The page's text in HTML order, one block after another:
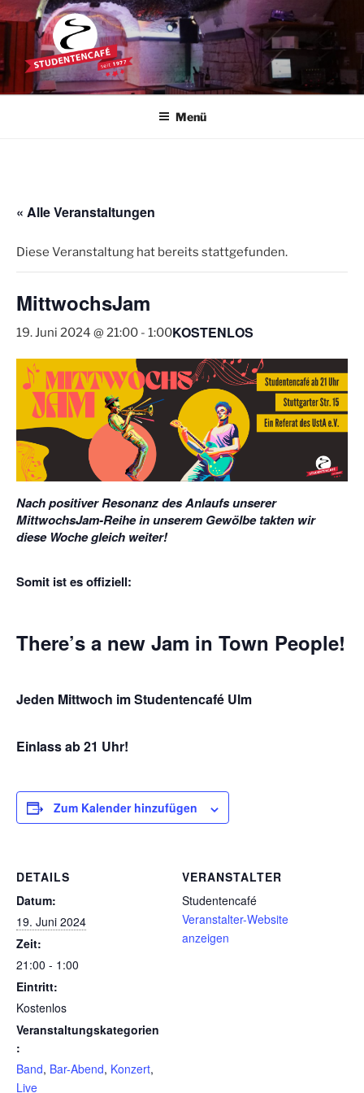
Zum
Inhalt
springen
STUDENTENCAFÉ
Die Kultkneipe in Ulm seit 1977
Menü
« Alle Veranstaltungen
Diese Veranstaltung hat bereits stattgefunden.
MittwochsJam
19. Juni 2024 @ 21:00 - 1:00KOSTENLOS
Nach positiver Resonanz des Anlaufs unserer
MittwochsJam-Reihe in unserem Gewölbe takten wir
diese Woche gleich weiter!
Somit ist es offiziell:
There’s a new Jam in Town People!
Jeden Mittwoch im Studentencafé Ulm
Einlass ab 21 Uhr!
Zum Kalender hinzufügen
DETAILS
Datum:
19. Juni 2024
Zeit:
21:00 - 1:00
Eintritt:
Kostenlos
Veranstaltungskategorien
:
Band, Bar-Abend, Konzert,
Live
VERANSTALTER
Studentencafé
Veranstalter-Website
anzeigen